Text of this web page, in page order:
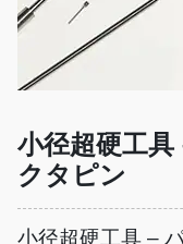
小径超硬工
クタピン
小径超硬工具 –